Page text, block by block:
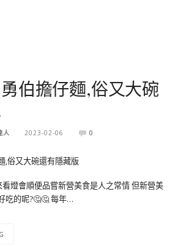
伯擔仔麵,俗又大碗
人 2023-02-06 0
燈會順便品嘗新營美食是人之常情 但新營美
吃的呢?🤔🤔 每年…